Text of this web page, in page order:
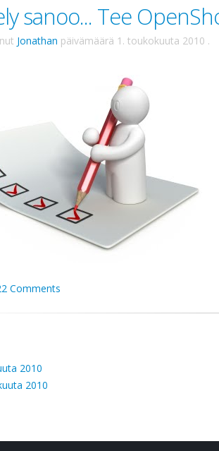
sanoo... Tee
Jonathan päivämäärä 1. toukokuuta 2010 .
Comments
2010
2010